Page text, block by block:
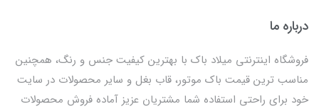
درباره ما
فروشگاه اینترنتی میلاد باک با بهترین کیفیت جنس و رنگ، همچنین
مناسب ترین قیمت باک موتور، قاب بغل و سایر محصولات در سایت
خود برای راحتی استفاده شما مشتریان عزیز آماده فروش محصولات